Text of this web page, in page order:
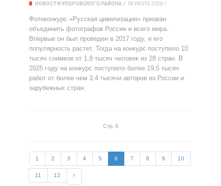
НОВОСТИ УПОРОВСКОГО РАЙОНА 09 ИЮЛЯ 2026
Фотоконкурс «Русская цивилизация» призван
объединить фотографов России и всего мира.
Впервые он был проведен в 2017 году, и его
популярность растет. Тогда на конкурс поступило 10
тысяч снимков от 1,8 тысяч человек из 28 стран. В
2025 году на конкурс поступило более 19,5 тысяч
работ от более чем 3,4 тысячи авторов из России и
зарубежных стран.
Стр. 6
1 2 3 4 5 6 7 8 9 10
11 12